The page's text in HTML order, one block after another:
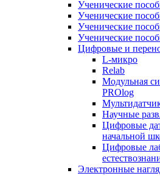
Ученические
Ученические
Ученические
Ученические
Цифровые и
L-микро
Relab
Модульная
PROlog
Научные
Цифровые
начальной
Цифровые
Электронные